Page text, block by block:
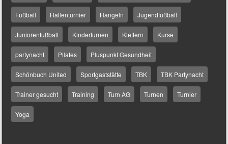
Fußball Hallenturnier Hangeln Jugendfußball
Juniorenfußball Kinderturnen Klettern Kurse
partynacht Pilates Pluspunkt Gesundheit
Schönbuch United Sportgaststätte TBK TBK Partynacht
Trainer gesucht Training Turn AG Turnen Turnier
Yoga